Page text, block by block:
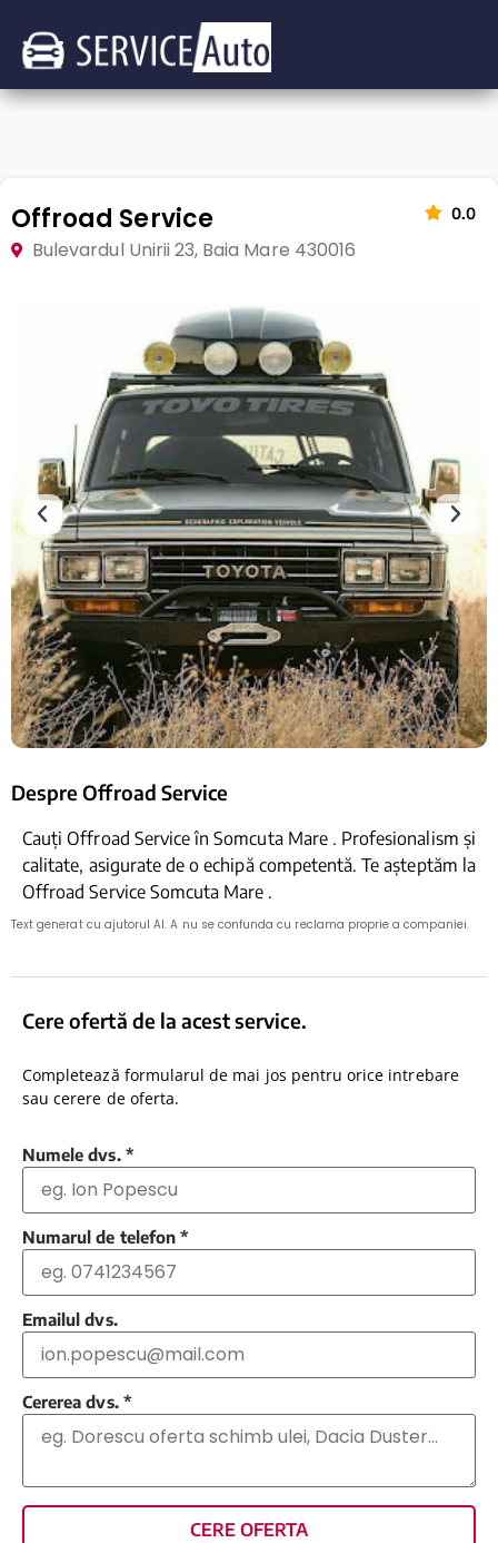
Offroad Service 0.0
Bulevardul Unirii 23, Baia Mare 430016
Despre Offroad Service
Cauți Offroad Service în Somcuta Mare . Profesionalism și
calitate, asigurate de o echipă competentă. Te așteptăm la
Offroad Service Somcuta Mare .
Text generat cu ajutorul AI. A nu se confunda cu reclama proprie a companiei.
Cere ofertă de la acest service.
Completează formularul de mai jos pentru orice intrebare
sau cerere de oferta.
Numele dvs. *
Numarul de telefon *
Emailul dvs.
Cererea dvs. *
CERE OFERTA